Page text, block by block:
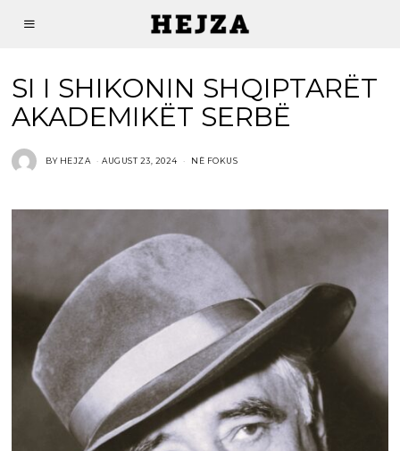
SI I SHIKONIN SHQIPTARËT
AKADEMIKËT SERBË
BY HEJZA AUGUST 23, 2024 NË FOKUS